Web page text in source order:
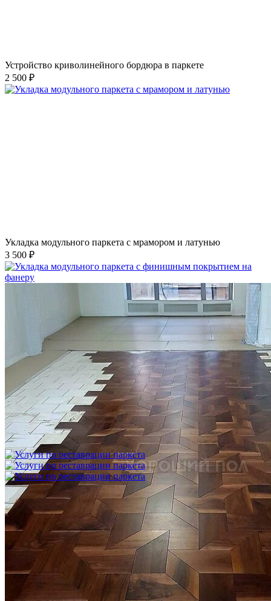
Устройство криволинейного бордюра в паркете
2 500 ₽
Укладка модульного паркета с мрамором и латунью
3 500 ₽
Укладка модульного паркета с финишным покрытием на
фанеру
3 600 ₽